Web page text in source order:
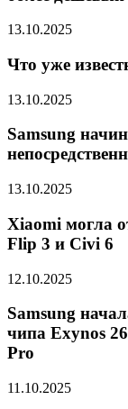
13.10.2025
Что уже
13.10.2025
Samsung
13.10.2025
Xiaomi могла
Flip 3 и Civi 6
12.10.2025
Samsung
чипа Exynos
Pro
11.10.2025